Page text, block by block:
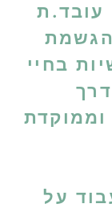
עובד.ת
בחיי
וממוקדת
על